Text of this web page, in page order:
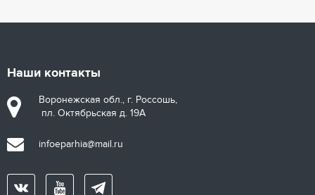
Наши контакты
Воронежская обл., г. Россошь,
пл. Октябрьская д. 19А
infoeparhia@mail.ru